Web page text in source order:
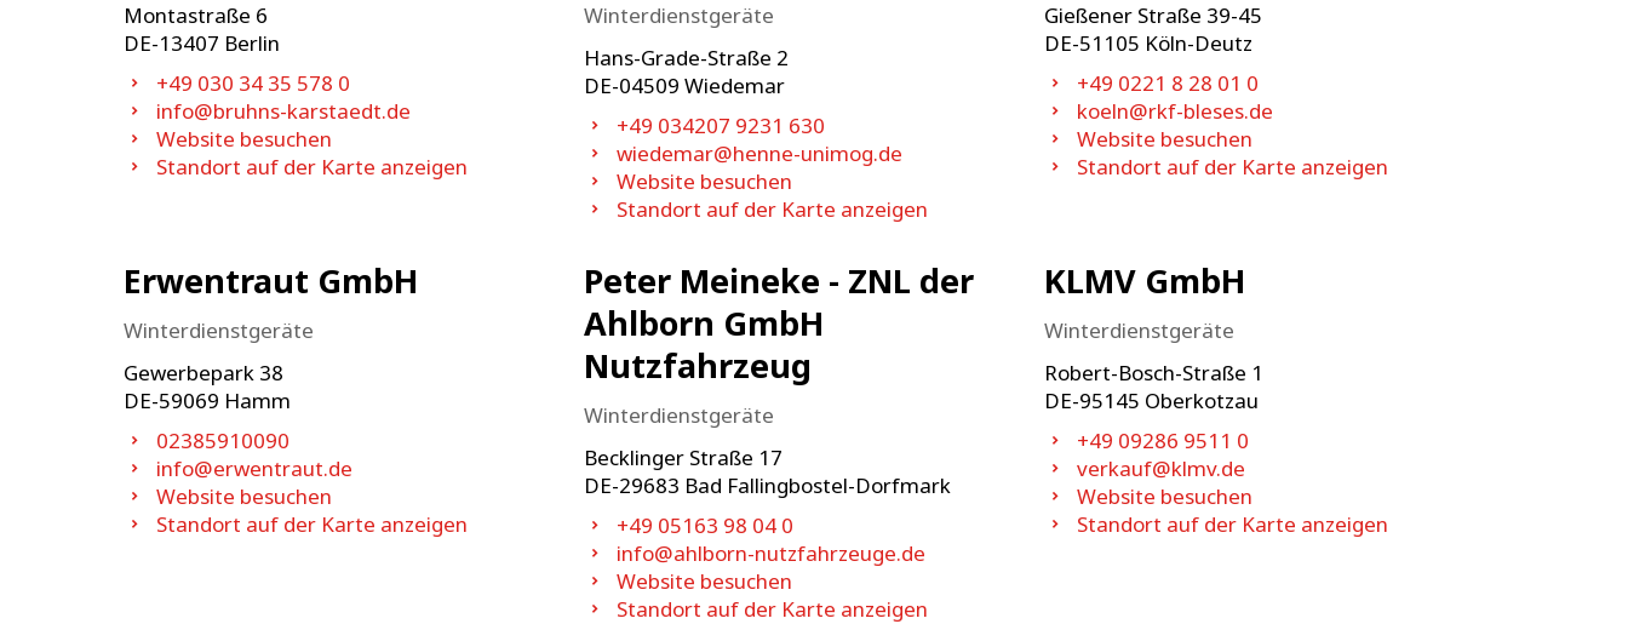
Montastraße 6
DE-13407 Berlin
+49 030 34 35 578 0
info@bruhns-karstaedt.de
Website besuchen
Standort auf der Karte anzeigen
Winterdienstgeräte
Hans-Grade-Straße 2
DE-04509 Wiedemar
+49 034207 9231 630
wiedemar@henne-unimog.de
Website besuchen
Standort auf der Karte anzeigen
Gießener Straße 39-45
DE-51105 Köln-Deutz
+49 0221 8 28 01 0
koeln@rkf-bleses.de
Website besuchen
Standort auf der Karte anzeigen
Erwentraut GmbH
Winterdienstgeräte
Gewerbepark 38
DE-59069 Hamm
02385910090
info@erwentraut.de
Website besuchen
Standort auf der Karte anzeigen
Peter Meineke - ZNL der
Ahlborn GmbH
Nutzfahrzeug
Winterdienstgeräte
Becklinger Straße 17
DE-29683 Bad Fallingbostel-Dorfmark
+49 05163 98 04 0
info@ahlborn-nutzfahrzeuge.de
Website besuchen
Standort auf der Karte anzeigen
KLMV GmbH
Winterdienstgeräte
Robert-Bosch-Straße 1
DE-95145 Oberkotzau
+49 09286 9511 0
verkauf@klmv.de
Website besuchen
Standort auf der Karte anzeigen